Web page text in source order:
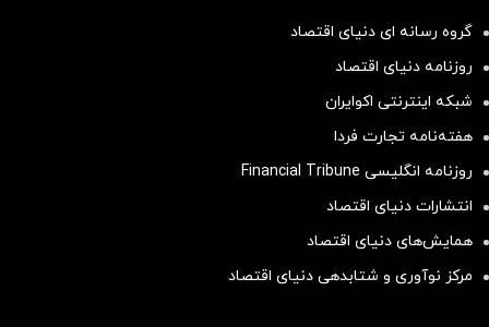
گروه رسانه ای دنیای اقتصاد
روزنامه دنیای اقتصاد
شبکه اینترنتی اکوایران
هفته‌نامه تجارت فردا
روزنامه انگلیسی Financial Tribune
انتشارات دنیای اقتصاد
همایش‌های دنیای اقتصاد
مرکز نوآوری و شتابدهی دنیای اقتصاد